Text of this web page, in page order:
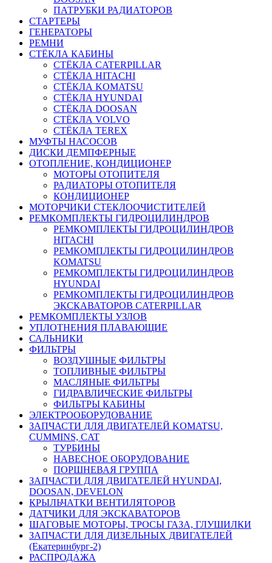
ПАТРУБКИ РАДИАТОРОВ
СТАРТЕРЫ
ГЕНЕРАТОРЫ
РЕМНИ
СТЁКЛА КАБИНЫ
СТЁКЛА CATERPILLAR
СТЁКЛА HITACHI
СТЁКЛА KOMATSU
СТЁКЛА HYUNDAI
СТЁКЛА DOOSAN
СТЁКЛА VOLVO
СТЁКЛА TEREX
МУФТЫ НАСОСОВ
ДИСКИ ДЕМПФЕРНЫЕ
ОТОПЛЕНИЕ, КОНДИЦИОНЕР
МОТОРЫ ОТОПИТЕЛЯ
РАДИАТОРЫ ОТОПИТЕЛЯ
КОНДИЦИОНЕР
МОТОРЧИКИ СТЕКЛООЧИСТИТЕЛЕЙ
РЕМКОМПЛЕКТЫ ГИДРОЦИЛИНДРОВ
РЕМКОМПЛЕКТЫ ГИДРОЦИЛИНДРОВ
HITACHI
РЕМКОМПЛЕКТЫ ГИДРОЦИЛИНДРОВ
KOMATSU
РЕМКОМПЛЕКТЫ ГИДРОЦИЛИНДРОВ
HYUNDAI
РЕМКОМПЛЕКТЫ ГИДРОЦИЛИНДРОВ
ЭКСКАВАТОРОВ CATERPILLAR
РЕМКОМПЛЕКТЫ УЗЛОВ
УПЛОТНЕНИЯ ПЛАВАЮЩИЕ
САЛЬНИКИ
ФИЛЬТРЫ
ВОЗДУШНЫЕ ФИЛЬТРЫ
ТОПЛИВНЫЕ ФИЛЬТРЫ
МАСЛЯНЫЕ ФИЛЬТРЫ
ГИДРАВЛИЧЕСКИЕ ФИЛЬТРЫ
ФИЛЬТРЫ КАБИНЫ
ЭЛЕКТРООБОРУДОВАНИЕ
ЗАПЧАСТИ ДЛЯ ДВИГАТЕЛЕЙ KOMATSU,
CUMMINS, CAT
ТУРБИНЫ
НАВЕСНОЕ ОБОРУДОВАНИЕ
ПОРШНЕВАЯ ГРУППА
ЗАПЧАСТИ ДЛЯ ДВИГАТЕЛЕЙ HYUNDAI,
DOOSAN, DEVELON
КРЫЛЬЧАТКИ ВЕНТИЛЯТОРОВ
ДАТЧИКИ ДЛЯ ЭКСКАВАТОРОВ
ШАГОВЫЕ МОТОРЫ, ТРОСЫ ГАЗА, ГЛУШИЛКИ
ЗАПЧАСТИ ДЛЯ ДИЗЕЛЬНЫХ ДВИГАТЕЛЕЙ
(Екатеринбург-2)
РАСПРОДАЖА